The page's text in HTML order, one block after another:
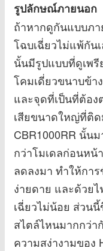
รูปลักษณ์ภายนอก
ถ้าหากดูกันแบบภ
โฉบเฉี่ยวไม่แพ้กัน
นั้นมีรูปแบบที่ดูเพ
โคมเดี่ยวขนาบข้า
และจุดที่เป็นที่ต้อ
เสียขนาดใหญ่ที่ติด
CBR1000RR นั้น
กว่าโมเดลก่อนหน้
ลดลงมา ทำให้กา
ง่ายดาย และด้วย
เฉี่ยวไม่น้อย ส่วน
สไตล์ไหนมากกว่
ความสง่างามของ